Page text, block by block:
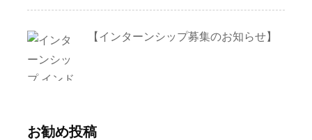
【インターンシップ募集のお知らせ】
お勧め投稿